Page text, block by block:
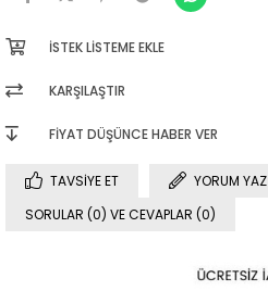
İSTEK LISTEME EKLE
KARŞILAŞTIR
FIYAT DÜŞÜNCE HABER VER
TAVSIYE ET
YORUM YAZ
SORULAR (0) VE CEVAPLAR (0)